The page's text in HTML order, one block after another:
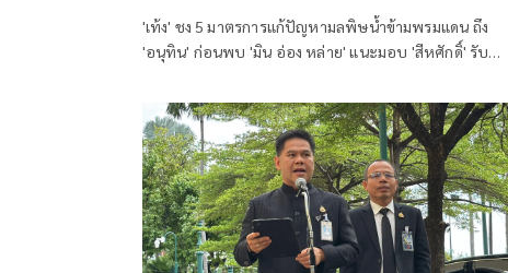
'เท้ง' ชง 5 มาตรการแก้ปัญหามลพิษน้ำข้ามพรมแดน ถึง
'อนุทิน' ก่อนพบ 'มิน อ่อง หล่าย' แนะมอบ 'สีหศักดิ์' รับผิด